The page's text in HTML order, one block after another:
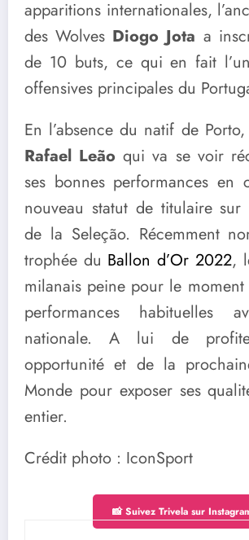
apparitions internationales,
des Wolves Diogo Jota a
de 10 buts, ce qui en fait
offensives principales du
En l’absence du natif de
Rafael Leão qui va se voir
ses bonnes performances en
nouveau statut de titulaire sur
de la Seleção. Récemment
trophée du Ballon d’Or 2022,
milanais peine pour le moment
performances habituelles
nationale. A lui de
opportunité et de la
Monde pour exposer ses
entier.
Crédit photo : IconSport
📸 Suivez Trivela sur